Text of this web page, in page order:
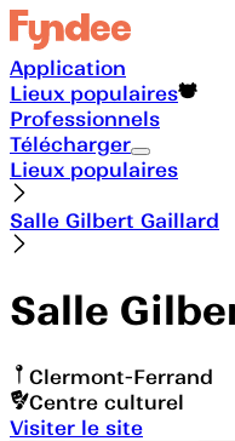
Application
Lieux populaires
Professionnels
Télécharger
Lieux populaires
Salle Gilbert Gaillard
Salle
Clermont-Ferrand
Centre culturel
Visiter le site